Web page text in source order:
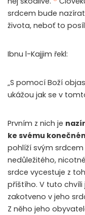
srdcem bude
života, neboť to
Ibnu l-Kajjim řekl:
„S pomocí Boží
ukážou jak se v
Prvním z nich je
ke svému
pohlíží svým
nedůležitého,
srdce vycestuje z
příštího. V tuto chvíli
zakotveno v jeho
Z něho jeho